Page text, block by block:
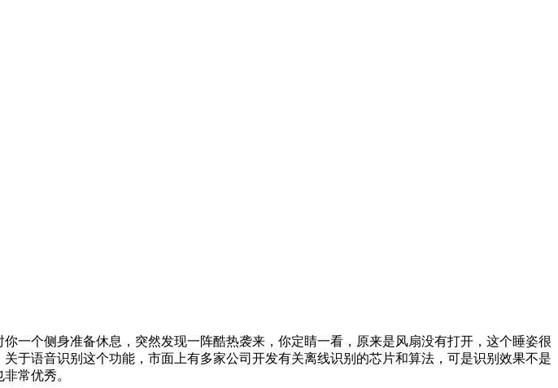
个侧身准备休息，突然发现一阵酷热袭来，你定睛一看，原来是风扇没有打开，这个睡姿很
于语音识别这个功能，市面上有多家公司开发有关离线识别的芯片和算法，可是识别效果不是
常优秀。